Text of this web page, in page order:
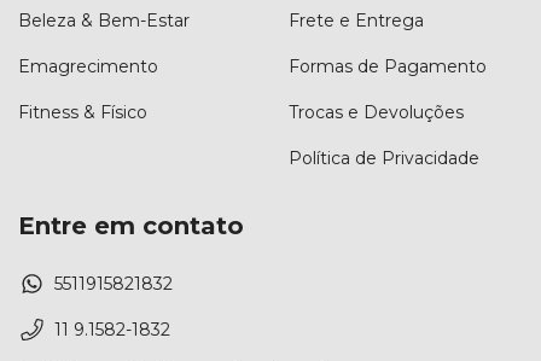
Beleza & Bem-Estar
Emagrecimento
Fitness & Físico
Frete e Entrega
Formas de Pagamento
Trocas e Devoluções
Política de Privacidade
Entre em contato
5511915821832
11 9.1582-1832